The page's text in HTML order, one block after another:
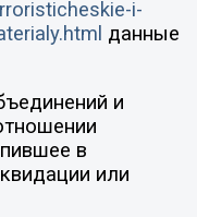
i-
данные
и
в
или